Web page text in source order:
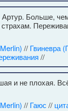
Больше,
// Гвиневра
//
и не плохая.
// Гаюс //